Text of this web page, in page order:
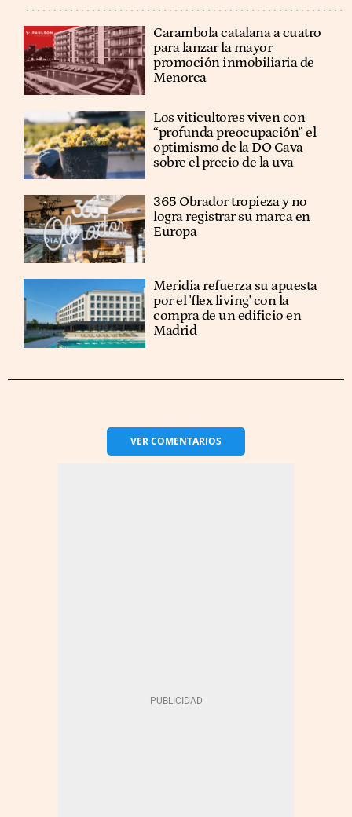
Carambola catalana a cuatro
para lanzar la mayor
promoción inmobiliaria de
Menorca
Los viticultores viven con
“profunda preocupación” el
optimismo de la DO Cava
sobre el precio de la uva
365 Obrador tropieza y no
logra registrar su marca en
Europa
Meridia refuerza su apuesta
por el 'flex living' con la
compra de un edificio en
Madrid
VERCOMENTARIOS